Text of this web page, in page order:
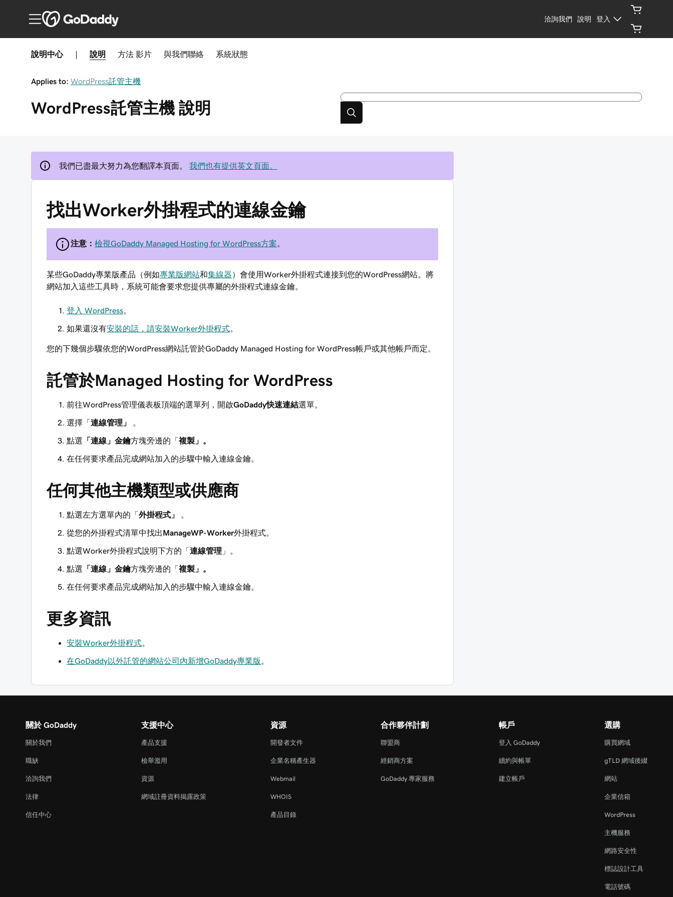
洽詢我們 說明 登入
說明中心 說明 方法 影片 與我們聯絡 系統狀態
Applies to: WordPress託管主機
WordPress託管主機 說明
我們已盡最大努力為您翻譯本頁面。 我們也有提供英文頁面。
找出Worker外掛程式的連線金鑰
注意： 檢視GoDaddy Managed Hosting for WordPress方案
某些GoDaddy專業版產品（例如專業版網站和集線器）會使用Worker外掛程式連接到您的WordPress網站。將
網站加入這些工具時，系統可能會要求您提供專屬的外掛程式連線金鑰。
登入 WordPress
如果還沒有安裝的話，請安裝Worker外掛程式
您的下幾個步驟依您的WordPress網站託管於GoDaddy Managed Hosting for WordPress帳戶或其他帳戶而定。
託管於Managed Hosting for WordPress
前往WordPress管理儀表板頂端的選單列，開啟GoDaddy快速連結選單。
選擇「 連線管理」
點選 「連線」金鑰方塊旁邊的「 複製」。
在任何要求產品完成網站加入的步驟中輸入連線金鑰。
任何其他主機類型或供應商
點選左方選單內的「 外掛程式」
從您的外掛程式清單中找出ManageWP-Worker外掛程式。
點選Worker外掛程式說明下方的「 連線管理 」。
點選 「連線」金鑰方塊旁邊的「 複製」。
在任何要求產品完成網站加入的步驟中輸入連線金鑰。
更多資訊
安裝Worker外掛程式
在GoDaddy以外託管的網站公司內新增GoDaddy專業版
關於 GoDaddy
關於我們
職缺
洽詢我們
法律
信任中心
支援中心
產品支援
檢舉濫用
資源
網域註冊資料揭露政策
資源
開發者文件
企業名稱產生器
Webmail
WHOIS
產品目錄
合作夥伴計劃
聯盟商
經銷商方案
GoDaddy 專家服務
帳戶
登入 GoDaddy
續約與帳單
建立帳戶
選購
購買網域
gTLD 網域後綴
網站
企業信箱
WordPress
主機服務
網路安全性
標誌設計工具
電話號碼